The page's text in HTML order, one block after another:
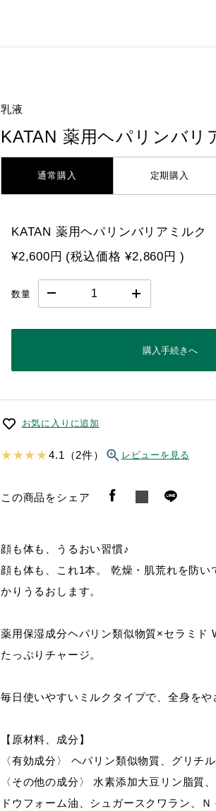
乳液
KATAN 薬用ヘパリンバリ
通常購入 定期購入
KATAN 薬用ヘパリンバリアミルク
¥2,600円 (税込価格¥2,860円 )
数量
購入手続きへ
お気に入りに追加
★ ★ ★ ★ 4.1（2件） レビューを見る
この商品をシェア
顔も体も、うるおい習慣♪
顔も体も、これ1本。 乾燥・肌荒れを防い
かりうるおします。
薬用保湿成分ヘパリン類似物質×セラミド
たっぷりチャージ。
毎日使いやすいミルクタイプで、全身をや
【原材料、成分】
〈有効成分〉 ヘパリン類似物質、グリチ
〈その他の成分〉 水素添加大豆リン脂質
ドウフォーム油、シュガースクワラン、